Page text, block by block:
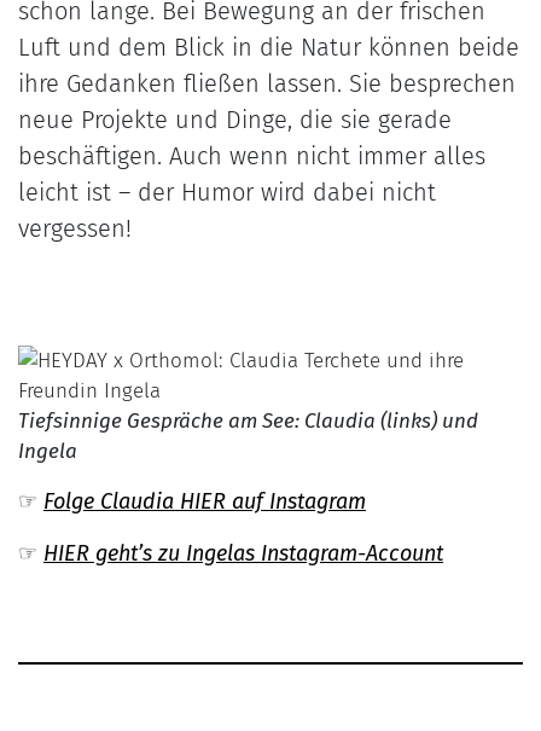
schon lange. Bei Bewegung an der frischen
Luft und dem Blick in die Natur können beide
ihre Gedanken fließen lassen. Sie besprechen
neue Projekte und Dinge, die sie gerade
beschäftigen. Auch wenn nicht immer alles
leicht ist – der Humor wird dabei nicht
vergessen!
Tiefsinnige Gespräche am See: Claudia (links) und
Ingela
☞ Folge Claudia HIER auf Instagram
☞ HIER geht’s zu Ingelas Instagram-Account